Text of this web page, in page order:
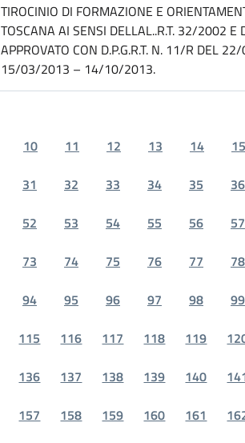
TIROCINIO DI FORMAZIONE E
TOSCANA AI SENSI DELLAL..R.T. 32/2002 E
APPROVATO CON D.P.G.R.T. N. 11/R DEL
15/03/2013 – 14/10/2013.
10 11 12 13 14 15
31 32 33 34 35 36
52 53 54 55 56 57
73 74 75 76 77 78
94 95 96 97 98 99
115 116 117 118 119
136 137 138 139 140
157 158 159 160 161